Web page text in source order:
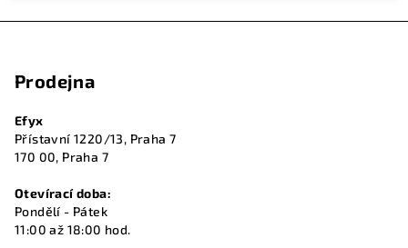
Prodejna
Efyx
Přístavní 1220/13, Praha 7
170 00, Praha 7
Otevírací doba:
Pondělí - Pátek
11:00 až 18:00 hod.